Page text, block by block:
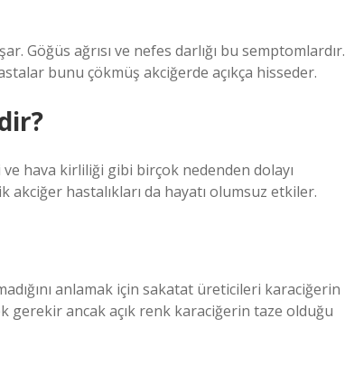
Göğüs ağrısı ve nefes darlığı bu semptomlardır.
bunu çökmüş akciğerde açıkça hisseder.
ve hava kirliliği gibi birçok nedenden dolayı
hastalıkları da hayatı olumsuz etkiler.
anlamak için sakatat üreticileri karaciğerin
gerekir ancak açık renk karaciğerin taze olduğu